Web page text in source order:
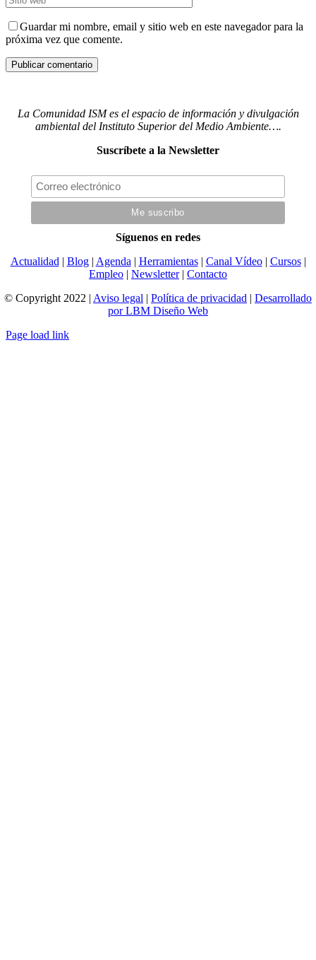
Guardar mi nombre, email y sitio web en este navegador para la
próxima vez que comente.
La Comunidad ISM es el espacio de información y divulgación
ambiental del Instituto Superior del Medio Ambiente….
Suscríbete a la Newsletter
Síguenos en redes
Actualidad | Blog| Agenda | Herramientas| Canal Vídeo| Cursos|
Empleo | Newsletter| Contacto
© Copyright 2022 | Aviso legal | Política de privacidad | Desarrollado
por LBM Diseño Web
Page load link